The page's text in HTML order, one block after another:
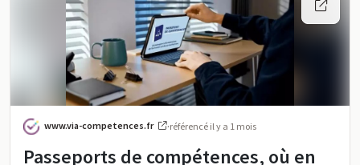
www.via-competences.fr ·référencé il y a 1 mois
Passeports de compétences, où en